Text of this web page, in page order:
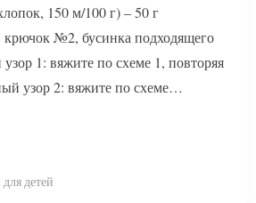
150 м/100 г) – 50 г
крючок №2, бусинка подходящего
1: вяжите по схеме 1, повторяя
узор 2: вяжите по схеме…
детей